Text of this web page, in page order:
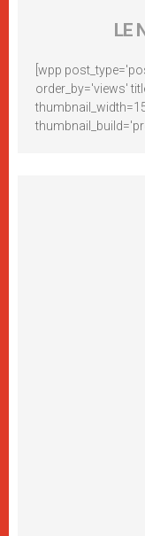
LE
[wpp
order_by='views'